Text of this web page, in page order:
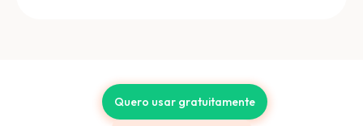
Quero usar gratuitamente